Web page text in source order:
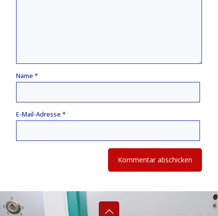
Name *
E-Mail-Adresse *